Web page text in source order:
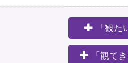
「観た
「観て